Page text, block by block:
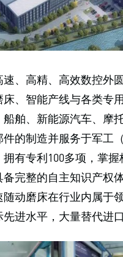
、高精、高效数控外
、智能产线与各类专
舶、新能源汽车、摩托
的制造并服务于军工
有专利100多项，掌握
完整的自主知识产权
动磨床在行业内属于
进水平，大量替代进口